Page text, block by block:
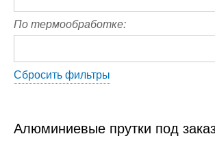
По термообработке:
Сбросить фильтры
Алюминиевые прутки под